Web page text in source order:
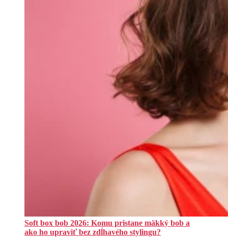
Soft box bob 2026: Komu pristane mäkký bob a
ako ho upraviť bez zdĺhavého stylingu?